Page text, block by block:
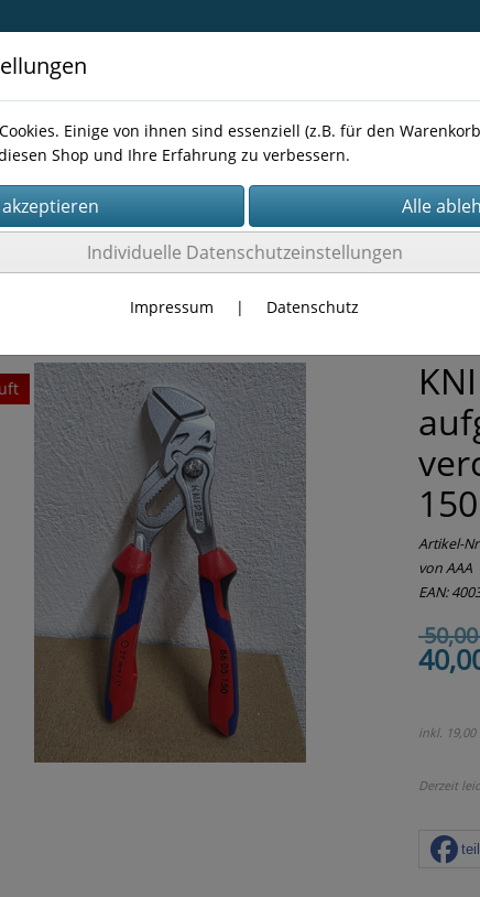
150
Artikel-
von AAA
EAN:
inkl. 19,00
Derzeit
Einige von ihnen sind essenziell (z.B. für den
Shop und Ihre Erfahrung zu verbessern.
Individuelle Datenschutzeinstellungen
Impressum | Datenschutz